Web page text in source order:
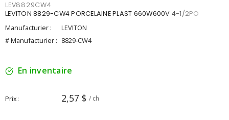
LEV8829CW4
LEVITON 8829-CW4 PORCELAINE PLAST 660W600V 4-1/2PO
Manufacturier :
LEVITON
# Manufacturier : 8829-CW4
En inventaire
Prix 2,57 $ / ch